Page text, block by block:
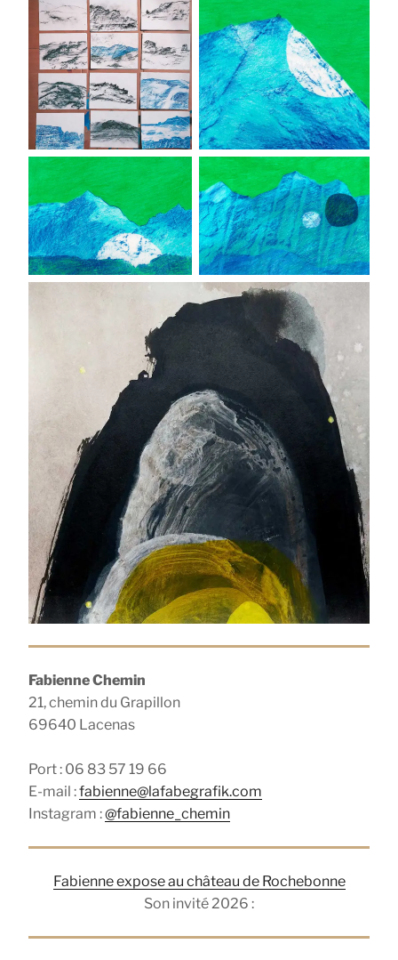
Fabienne Chemin
21, chemin du Grapillon
69640 Lacenas
Port : 06 83 57 19 66
E-mail :fabienne@lafabegrafik.com
Instagram :@fabienne_chemin
Fabienne expose au château de Rochebonne
Son invité 2026 :